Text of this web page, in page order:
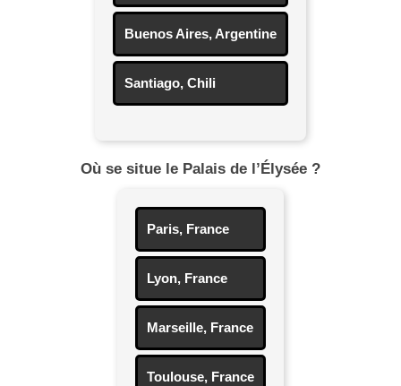
Buenos Aires, Argentine
Santiago, Chili
Où se situe le Palais de l’Élysée ?
Paris, France
Lyon, France
Marseille, France
Toulouse, France